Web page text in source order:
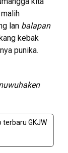
lan balapan
kebak
punika.
terbaru GKJW